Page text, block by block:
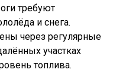
требуют
и снега.
через регулярные
участках
топлива.